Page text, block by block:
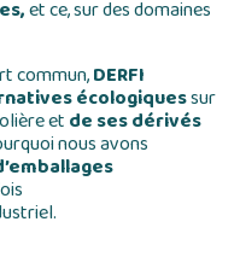
et ce, sur des domaines
commun,DERFI
écologiquessur
et de ses dérivés
nous avons